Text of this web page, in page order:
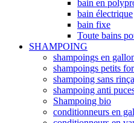
bain en
bain électrique
bain fixe
Toute bains
SHAMPOING
shampoings en
shampoings petits
shampoing sans
shampoing anti
Shampoing bio
conditionneurs en